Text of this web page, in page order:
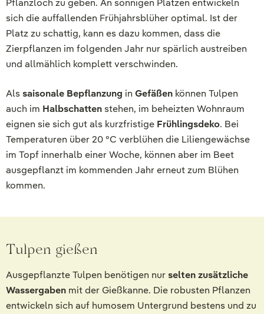
Pflanzloch zu geben. An sonnigen Plätzen entwickeln
sich die auffallenden Frühjahrsblüher optimal. Ist der
Platz zu schattig, kann es dazu kommen, dass die
Zierpflanzen im folgenden Jahr nur spärlich austreiben
und allmählich komplett verschwinden.
Alssaisonale Bepflanzung in Gefäßen können Tulpen
auch im Halbschattenstehen, im beheizten Wohnraum
eignen sie sich gut als kurzfristige Frühlingsdeko. Bei
Temperaturen über 20 °C verblühen die Liliengewächse
im Topf innerhalb einer Woche, können aber im Beet
ausgepflanzt im kommenden Jahr erneut zum Blühen
kommen.
Tulpen gießen
Ausgepflanzte Tulpen benötigen nurselten zusätzliche
Wassergaben mit der Gießkanne. Die robusten Pflanzen
entwickeln sich auf humosem Untergrund bestens und zu